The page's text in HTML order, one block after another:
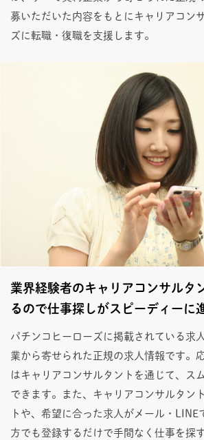
募いただいた内容をもとにキャリアコン
ズに転職・復職を支援します。
業界経験者のキャリアコンサルタ
るので仕事探しがスピーディーに
パチンコヒーローズに掲載されている求
業から寄せられた正規の求人情報です。
はキャリアコンサルタントを通じて、ス
できます。また、キャリアコンサルタン
トや、希望に合った求人がメール・LINE
方でも登録するだけで手間なく仕事を探